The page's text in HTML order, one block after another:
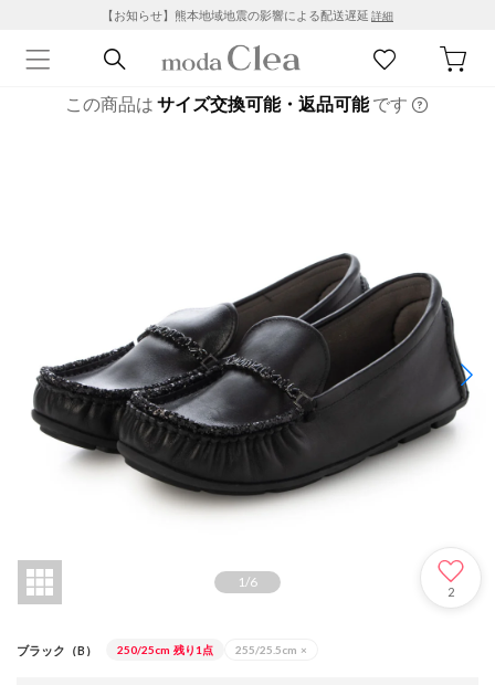
【お知らせ】熊本地域地震の影響による配送遅延 詳細
この商品は サイズ交換可能・返品可能です
1/6
2
ブラック（B） 250/25cm 残り1点 255/25.5cm ×